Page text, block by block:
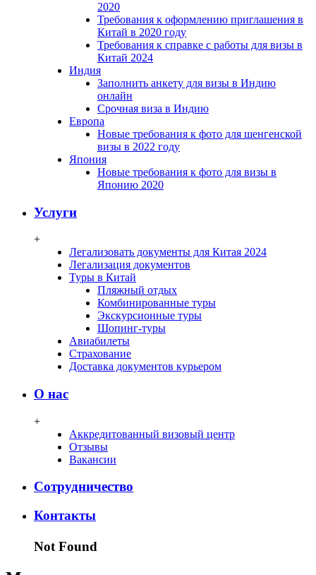
2020
Требования к оформлению приглашения в
Китай в 2020 году
Требования к справке с работы для визы в
Китай 2024
Индия
Заполнить анкету для визы в Индию
онлайн
Срочная виза в Индию
Европа
Новые требования к фото для шенгенской
визы в 2022 году
Япония
Новые требования к фото для визы в
Японию 2020
Услуги
+
Легализовать документы для Китая 2024
Легализация документов
Туры в Китай
Пляжный отдых
Комбинированные туры
Экскурсионные туры
Шопинг-туры
Авиабилеты
Страхование
Доставка документов курьером
О нас
+
Аккредитованный визовый центр
Отзывы
Вакансии
Сотрудничество
Контакты
Not Found